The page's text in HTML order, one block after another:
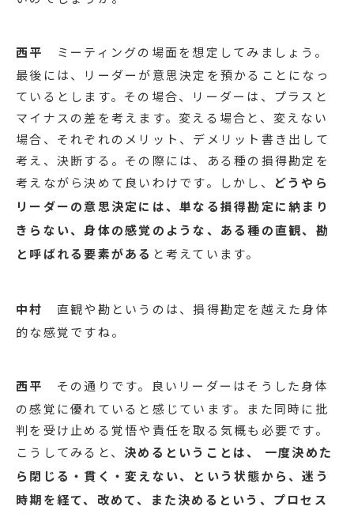
西平
ミーティングの場面を想定してみましょう。
最後には、リーダーが意思決定を預かることになっ
ているとします。その場合、リーダーは、プラスと
マイナスの差を考えます。変える場合と、変えない
場合、それぞれのメリット、デメリット書き出して
考え、決断する。その際には、ある種の損得勘定を
考えながら決めて良いわけです。しかし、
どうやら
リーダーの意思決定には、単なる損得勘定に納まり
きらない、身体の感覚のような、ある種の直観、勘
と呼ばれる要素がある と考えています。
中村
直観や勘というのは、損得勘定を越えた身体
的な感覚ですね。
西平
その通りです。良いリーダーはそうした身体
の感覚に優れていると感じています。また同時に批
判を受け止める覚悟や責任を取る気概も必要です。
こうしてみると、 決めるということは、 一度決めた
ら閉じる・貫く・変えない、という状態から、迷う
時期を経て、改めて、また決めるという、プロセス